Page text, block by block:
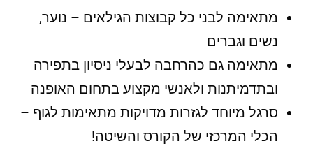
מתאימה לבני כל קבוצות הגילאים – נוער,
נשים וגברים
מתאימה גם כהרחבה לבעלי ניסיון בתפירה
ובתדמיתנות ולאנשי מקצוע בתחום האופנה
סרגל מיוחד לגזרות מדויקות מתאימות לגוף –
הכלי המרכזי של הקורס והשיטה!